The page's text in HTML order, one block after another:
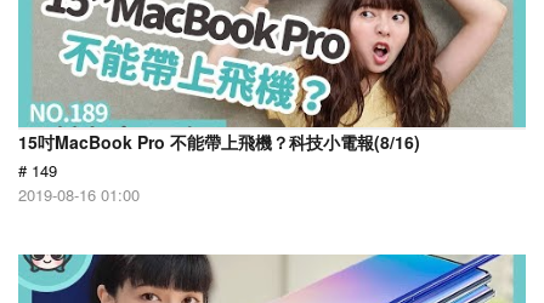
15吋MacBook Pro 不能帶上飛機？科技小電報(8/16)
# 149
2019-08-16 01:00